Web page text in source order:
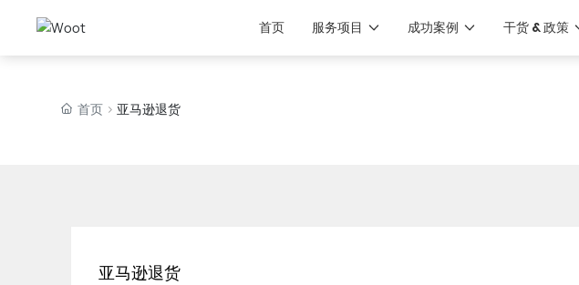
首页 服务项目 成功案例 干货 & 政策
首页 亚马逊退货
亚马逊退货